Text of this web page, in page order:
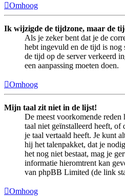
Omhoog
Ik wijzigde de tijdzone, maar de
Als je zeker bent dat je de
hebt ingevuld en de tijd is nog
de tijd op de server verkeerd
een aanpassing moeten doen.
Omhoog
Mijn taal zit niet in de lijst!
De meest voorkomende reden
taal niet geïnstalleerd heeft, of
je taal vertaald heeft. Je kunt
hij het talenpakket, dat je
het nog niet bestaat, mag je
informatie hieromtrent kan
van phpBB Limited (de link
Omhoog